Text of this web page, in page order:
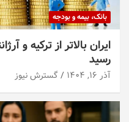
بانک، بیمه و بودجه
ایران بالاتر از ترکیه و
رسید
آذر ۱۶, ۱۴۰۴ گسترش نیوز